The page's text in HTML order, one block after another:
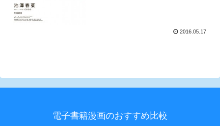
2016.05.17
電子書籍漫画のおすすめ比較